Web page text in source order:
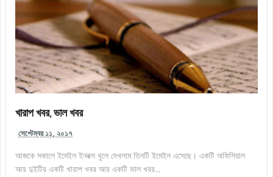
খারাপ খবর, ভাল খবর
সেপ্টেম্বর ১১, ২০১৭
আজকে সকালে ইমেইল ইনবক্স খুলে দেখলাম তিনটি ইমেইল এসেছে। একটি অফিসিয়াল
আর দুইটির একটি খারাপ খবর আর একটি ভাল খবর...